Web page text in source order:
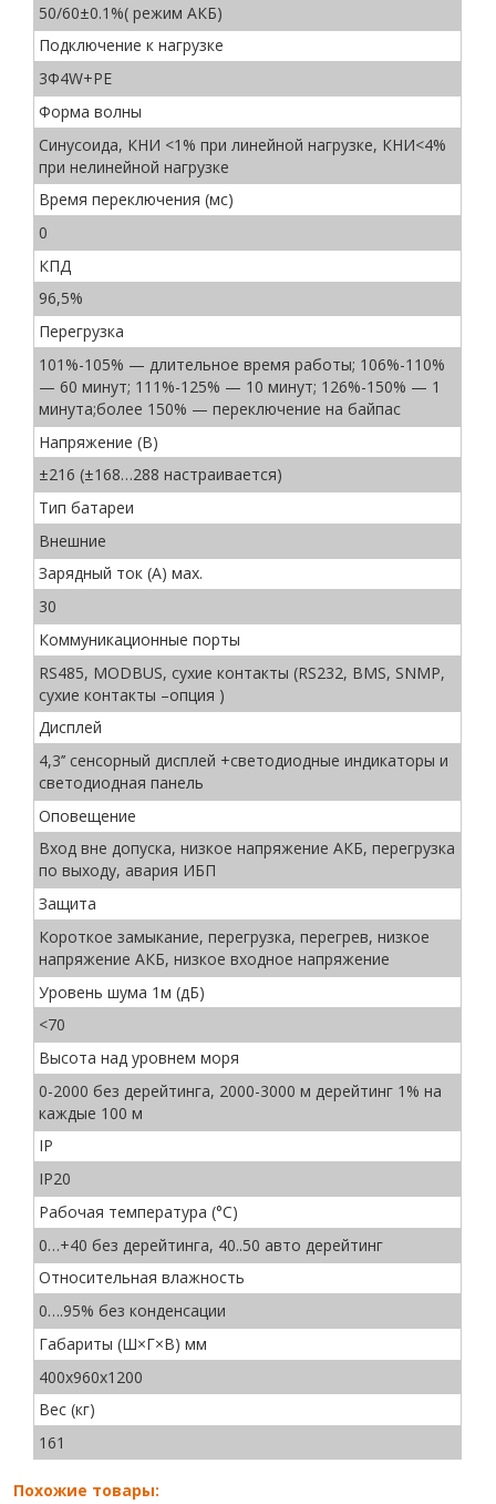
50/60±0.1%( режим АКБ)
Подключение к нагрузке
3Ф4W+PE
Форма волны
Синусоида, КНИ <1% при линейной нагрузке, КНИ<4%
при нелинейной нагрузке
Время переключения (мс)
0
КПД
96,5%
Перегрузка
101%-105% — длительное время работы; 106%-110%
— 60 минут; 111%-125% — 10 минут; 126%-150% — 1
минута;более 150% — переключение на байпас
Напряжение (В)
±216 (±168…288 настраивается)
Тип батареи
Внешние
Зарядный ток (А) мах.
30
Коммуникационные порты
RS485, MODBUS, сухие контакты (RS232, BMS, SNMP,
сухие контакты –опция )
Дисплей
4,3’’ сенсорный дисплей +светодиодные индикаторы и
светодиодная панель
Оповещение
Вход вне допуска, низкое напряжение АКБ, перегрузка
по выходу, авария ИБП
Защита
Короткое замыкание, перегрузка, перегрев, низкое
напряжение АКБ, низкое входное напряжение
Уровень шума 1м (дБ)
<70
Высота над уровнем моря
0-2000 без дерейтинга, 2000-3000 м дерейтинг 1% на
каждые 100 м
IP
IP20
Рабочая температура (°C)
0…+40 без дерейтинга, 40..50 авто дерейтинг
Относительная влажность
0….95% без конденсации
Габариты (Ш×Г×В) мм
400х960х1200
Вес (кг)
161
Похожие товары: